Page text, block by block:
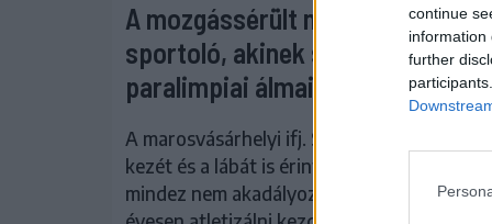
continue
information
further
A mozgássérült marosvásárhelyi
sportoló, akinek
paralimpiai álmai
A marosvásárhelyi ifj. Soós Zsigmond (Öcsi)
kezét és a lábát is érintő ujjhiánnyal
mindez nem akadályozta meg abban, hogy